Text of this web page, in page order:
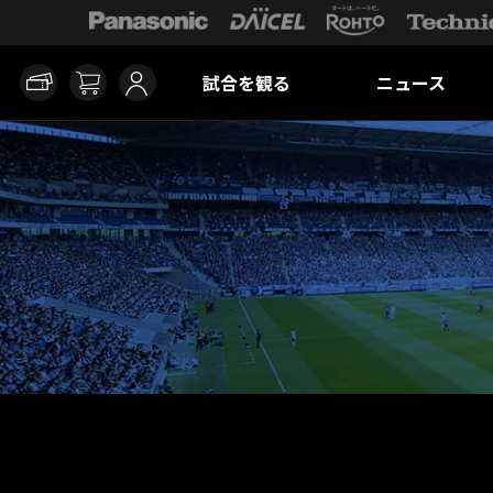
試合を観る ニュース